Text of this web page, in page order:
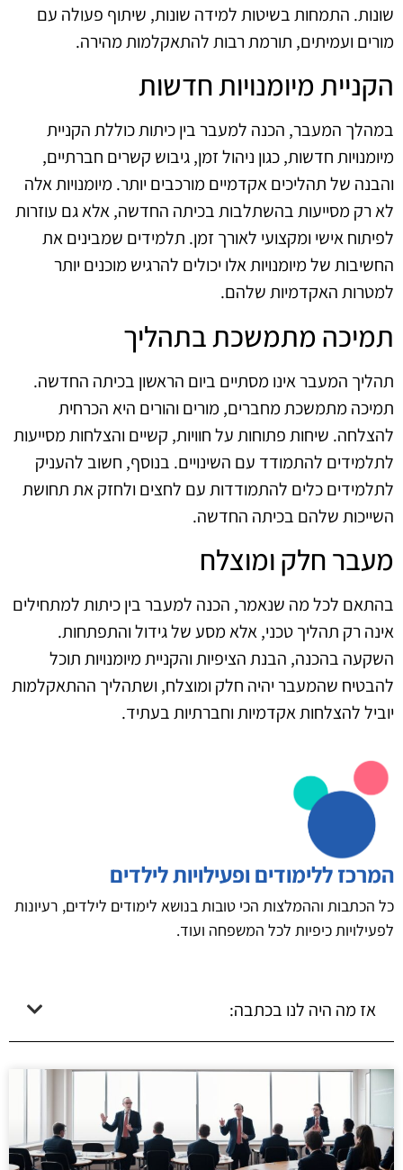
שונות. התמחות בשיטות למידה שונות, שיתוף פעולה עם
מורים ועמיתים, תורמת רבות להתאקלמות מהירה.
הקניית מיומנויות חדשות
במהלך המעבר, הכנה למעבר בין כיתות כוללת הקניית
מיומנויות חדשות, כגון ניהול זמן, גיבוש קשרים חברתיים,
והבנה של תהליכים אקדמיים מורכבים יותר. מיומנויות אלה
לא רק מסייעות בהשתלבות בכיתה החדשה, אלא גם עוזרות
לפיתוח אישי ומקצועי לאורך זמן. תלמידים שמבינים את
החשיבות של מיומנויות אלו יכולים להרגיש מוכנים יותר
למטרות האקדמיות שלהם.
תמיכה מתמשכת בתהליך
תהליך המעבר אינו מסתיים ביום הראשון בכיתה החדשה.
תמיכה מתמשכת מחברים, מורים והורים היא הכרחית
להצלחה. שיחות פתוחות על חוויות, קשיים והצלחות מסייעות
לתלמידים להתמודד עם השינויים. בנוסף, חשוב להעניק
לתלמידים כלים להתמודדות עם לחצים ולחזק את תחושת
השייכות שלהם בכיתה החדשה.
מעבר חלק ומוצלח
בהתאם לכל מה שנאמר, הכנה למעבר בין כיתות למתחילים
אינה רק תהליך טכני, אלא מסע של גידול והתפתחות.
השקעה בהכנה, הבנת הציפיות והקניית מיומנויות תוכל
להבטיח שהמעבר יהיה חלק ומוצלח, ושתהליך ההתאקלמות
יוביל להצלחות אקדמיות וחברתיות בעתיד.
המרכז ללימודים ופעילויות לילדים
כל הכתבות וההמלצות הכי טובות בנושא לימודים לילדים, רעיונות
לפעילויות כיפיות לכל המשפחה ועוד.
אז מה היה לנו בכתבה: